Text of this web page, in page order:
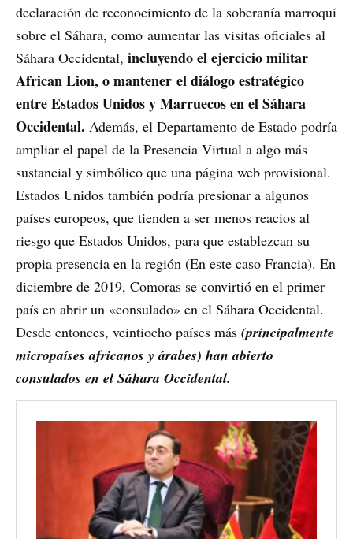
declaración de reconocimiento de la soberanía marroquí
sobre el Sáhara, como aumentar las visitas oficiales al
Sáhara Occidental, incluyendo el ejercicio militar
African Lion, o mantener el diálogo estratégico
entre Estados Unidos y Marruecos en el Sáhara
Occidental. Además, el Departamento de Estado podría
ampliar el papel de la Presencia Virtual a algo más
sustancial y simbólico que una página web provisional.
Estados Unidos también podría presionar a algunos
países europeos, que tienden a ser menos reacios al
riesgo que Estados Unidos, para que establezcan su
propia presencia en la región (En este caso Francia). En
diciembre de 2019, Comoras se convirtió en el primer
país en abrir un «consulado» en el Sáhara Occidental.
Desde entonces, veintiocho países más (principalmente
micropaíses africanos y árabes) han abierto
consulados en el Sáhara Occidental.